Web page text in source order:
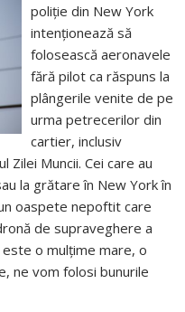
poliție din New York
intenționează să
folosească aeronavele
fără pilot ca răspuns la
plângerile venite de pe
urma petrecerilor din
cartier, inclusiv
Muncii. Cei care au
la grătare în New York în
oaspete nepoftit care
de supraveghere a
este o mulțime mare, o
ne vom folosi bunurile